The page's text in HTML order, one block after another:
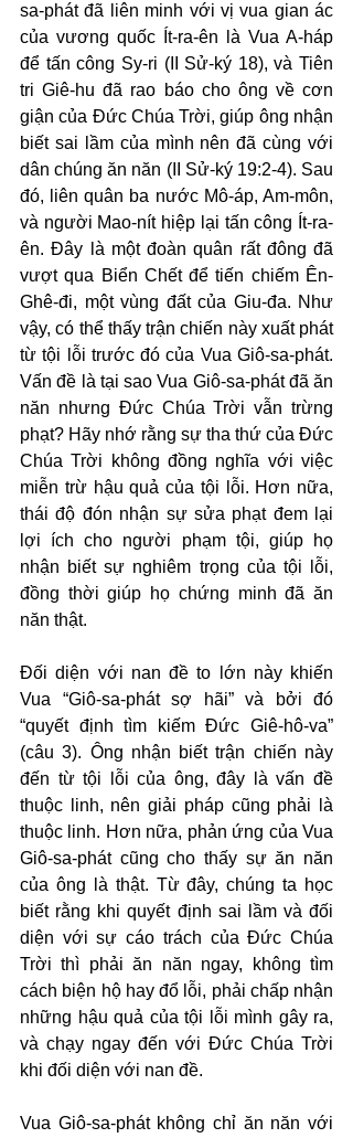
sa-phát đã liên minh với vị vua gian ác
của vương quốc Ít-ra-ên là Vua A-háp
để tấn công Sy-ri (II Sử-ký 18), và Tiên
tri Giê-hu đã rao báo cho ông về cơn
giận của Đức Chúa Trời, giúp ông nhận
biết sai lầm của mình nên đã cùng với
dân chúng ăn năn (II Sử-ký 19:2-4). Sau
đó, liên quân ba nước Mô-áp, Am-môn,
và người Mao-nít hiệp lại tấn công Ít-ra-
ên. Đây là một đoàn quân rất đông đã
vượt qua Biển Chết để tiến chiếm Ên-
Ghê-đi, một vùng đất của Giu-đa. Như
vậy, có thể thấy trận chiến này xuất phát
từ tội lỗi trước đó của Vua Giô-sa-phát.
Vấn đề là tại sao Vua Giô-sa-phát đã ăn
năn nhưng Đức Chúa Trời vẫn trừng
phạt? Hãy nhớ rằng sự tha thứ của Đức
Chúa Trời không đồng nghĩa với việc
miễn trừ hậu quả của tội lỗi. Hơn nữa,
thái độ đón nhận sự sửa phạt đem lại
lợi ích cho người phạm tội, giúp họ
nhận biết sự nghiêm trọng của tội lỗi,
đồng thời giúp họ chứng minh đã ăn
năn thật.
Đối diện với nan đề to lớn này khiến
Vua “Giô-sa-phát sợ hãi” và bởi đó
“quyết định tìm kiếm Đức Giê-hô-va”
(câu 3). Ông nhận biết trận chiến này
đến từ tội lỗi của ông, đây là vấn đề
thuộc linh, nên giải pháp cũng phải là
thuộc linh. Hơn nữa, phản ứng của Vua
Giô-sa-phát cũng cho thấy sự ăn năn
của ông là thật. Từ đây, chúng ta học
biết rằng khi quyết định sai lầm và đối
diện với sự cáo trách của Đức Chúa
Trời thì phải ăn năn ngay, không tìm
cách biện hộ hay đổ lỗi, phải chấp nhận
những hậu quả của tội lỗi mình gây ra,
và chạy ngay đến với Đức Chúa Trời
khi đối diện với nan đề.
Vua Giô-sa-phát không chỉ ăn năn với